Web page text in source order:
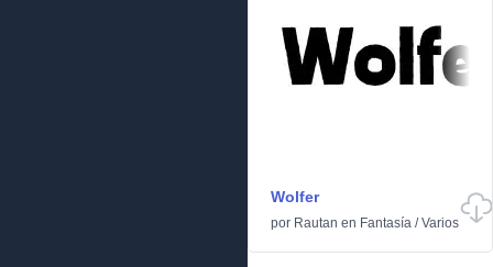
Wolfer
por Rautan en Fantasía /Varios